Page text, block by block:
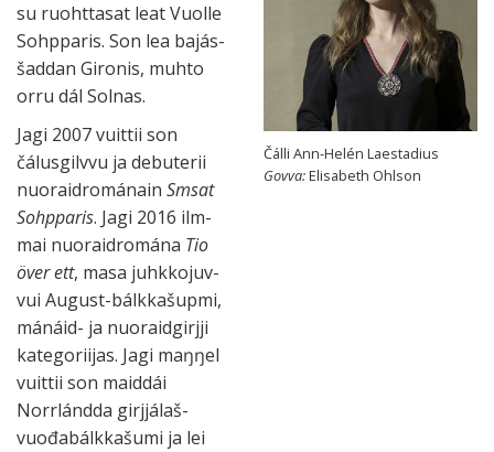
su ruohtta­sat leat Vuolle
Sohpparis. Son lea bajás­
šad­dan Gironis, muhto
orru dál Solnas.
Jagi 2007 vuit­tii son
čálus­gilvvu ja debu­terii
nuo­raid­románain Smsat
Sohpparis. Jagi 2016 ilm­
mai nuo­raid­romána Tio
över ett, masa juhkko­juv­
vui August-bálkka­šupmi,
mánáid- ja nuo­raid­girjji
kate­gorii­jas. Jagi maŋ­ŋel
vuit­tii son maid­dái
Norrlándda girjjá­laš­
vuođa­bálkka­šumi ja lei
Čálli Ann-Helén Laestadius
Govva:Elisabeth Ohlson